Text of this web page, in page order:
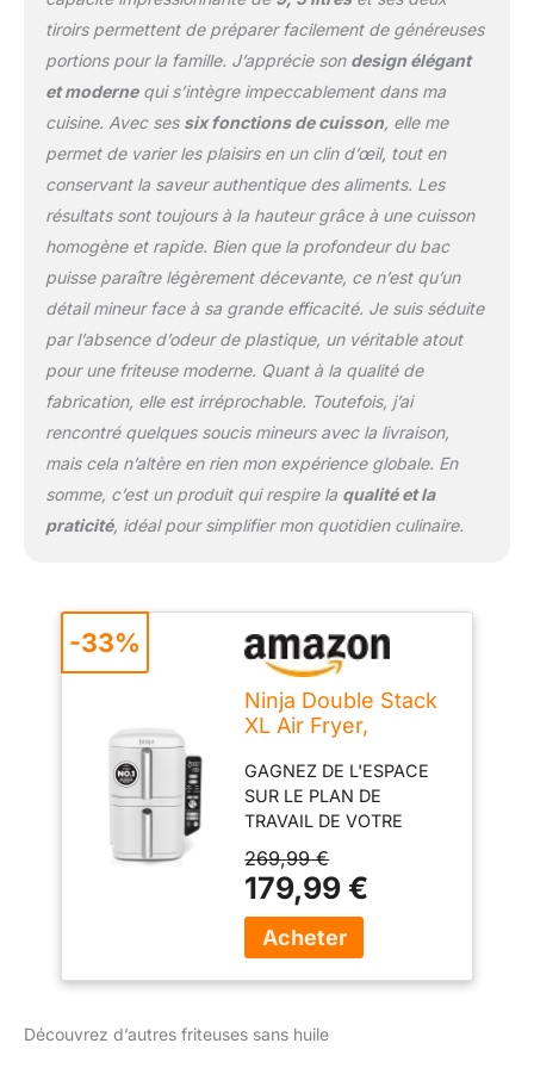
sans huile par rapport
aux fours
conventionnels). 6
FONCTIONS DE
CUISSON : Max Crisp,
Cuire, Réchauffer,
Déshydrater. Jusqu'à 75
% moins de matières
grasses* en utilisant la
avec des frites coupées
à la main). Fonctions
SYNC & MATCH sur 2
tiroirs. INCLUT : Friteuse
sans huile Ninja Double
Stack 9,5 L (prise UE), 2
tiroirs 4,75 L, 2 plaques
de cuisson non
adhésives, 2 grilles,
pinces. Pièces
compatibles lave-
47cm. Poids: 10,3kg.
Couleur: Blanc
tiroirs permettent de préparer facilement de généreuses
portions pour la famille. J’apprécie son design élégant
et modernequi s’intègre impeccablement dans ma
cuisine. Avec ses six fonctions de cuisson, elle me
permet de varier les plaisirs en un clin d’œil, tout en
conservant la saveur authentique des aliments. Les
résultats sont toujours à la hauteur grâce à une cuisson
homogène et rapide. Bien que la profondeur du bac
puisse paraître légèrement décevante, ce n’est qu’un
détail mineur face à sa grande efficacité. Je suis séduite
par l’absence d’odeur de plastique, un véritable atout
pour une friteuse moderne. Quant à la qualité de
fabrication, elle est irréprochable. Toutefois, j’ai
rencontré quelques soucis mineurs avec la livraison,
mais cela n’altère en rien mon expérience globale. En
somme, c’est un produit qui respire la qualité et la
praticité, idéal pour simplifier mon quotidien culinaire.
Ninja Double Stack
XL Air Fryer,
Verticale
SL400EUWH
GAGNEZ DE L'ESPACE
SUR LE PLAN DE
TRAVAIL DE VOTRE
(vs AF400). Grande
capacité de 9,5 litres
permet de cuisiner pour
8.Cuisson jusqu'à 55%
poisson et saucisses)
269,99 €
179,99 €
-33%
Découvrez d’autres friteuses sans huile